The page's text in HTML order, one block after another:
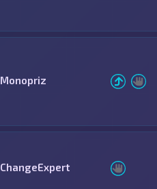
Monopriz
ChangeExpert